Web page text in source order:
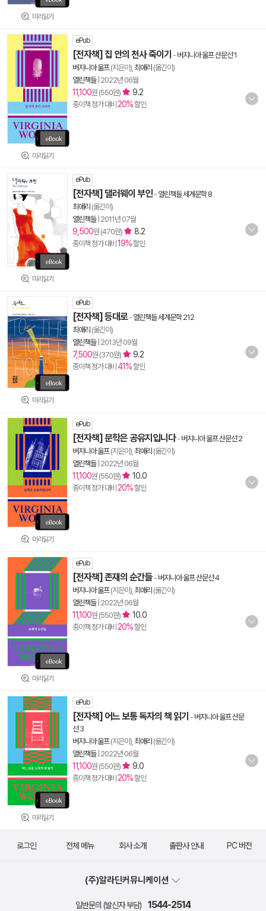
미리읽기
미리읽기
ePub
[전자책] 집 안의 천사 죽이기 - 버지니아 울프 산문선 1
버지니아 울프(지은이), 최애리 (옮긴이)
열린책들| 2022년 06월
11,100원 (550원) 9.2
종이책 정가 대비 20%할인
미리읽기
ePub
[전자책] 댈러웨이 부인- 열린책들 세계문학 8
최애리 (옮긴이)
열린책들| 2011년 07월
9,500원 (470원) 8.2
종이책 정가 대비 19%할인
미리읽기
ePub
[전자책] 등대로- 열린책들 세계문학 212
최애리 (옮긴이)
열린책들| 2013년 09월
7,500원 (370원) 9.2
종이책 정가 대비 41%할인
미리읽기
ePub
[전자책] 문학은 공유지입니다- 버지니아 울프 산문선 2
버지니아 울프(지은이), 최애리 (옮긴이)
열린책들| 2022년 06월
11,100원 (550원) 10.0
종이책 정가 대비 20%할인
미리읽기
ePub
[전자책] 존재의 순간들 - 버지니아 울프 산문선 4
버지니아 울프(지은이), 최애리 (옮긴이)
열린책들| 2022년 06월
11,100원 (550원) 10.0
종이책 정가 대비 20%할인
미리읽기
ePub
[전자책] 어느 보통 독자의 책 읽기 - 버지니아 울프 산문
선 3
버지니아 울프(지은이), 최애리 (옮긴이)
열린책들| 2022년 06월
11,100원 (550원) 9.0
종이책 정가 대비 20%할인
로그인 전체 메뉴 회사 소개 출판사 안내 PC 버전
(주)알라딘커뮤니케이션
일반문의 (발신자 부담) 1544-2514